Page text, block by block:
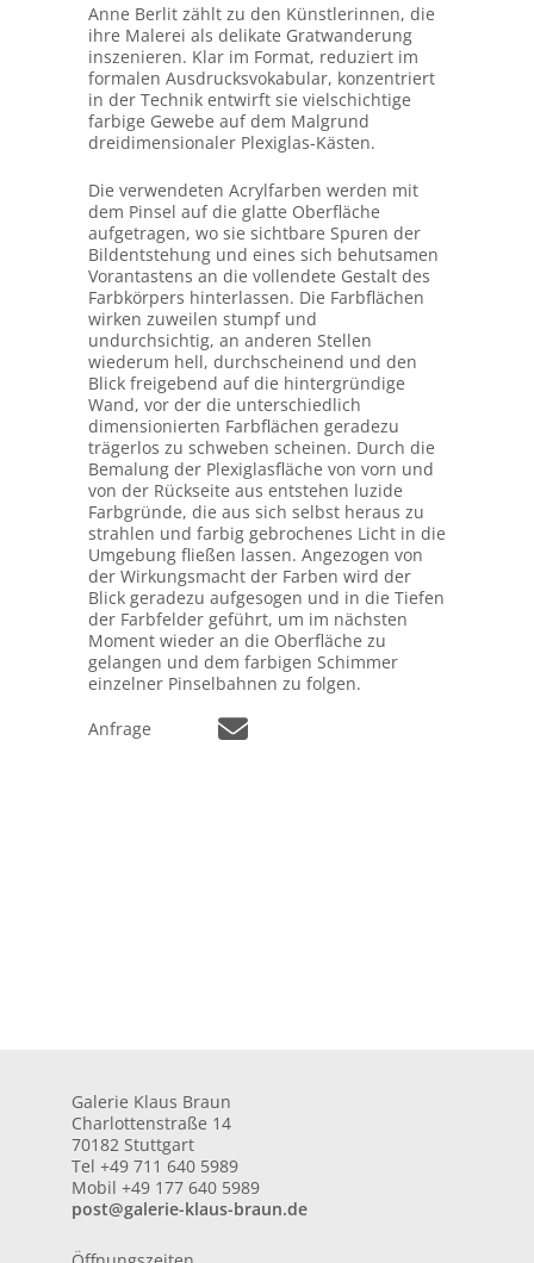
Anne Berlit zählt zu den Künstlerinnen, die
ihre Malerei als delikate Gratwanderung
inszenieren. Klar im Format, reduziert im
formalen Ausdrucksvokabular, konzentriert
in der Technik entwirft sie vielschichtige
farbige Gewebe auf dem Malgrund
dreidimensionaler Plexiglas-Kästen.
Die verwendeten Acrylfarben werden mit
dem Pinsel auf die glatte Oberfläche
aufgetragen, wo sie sichtbare Spuren der
Bildentstehung und eines sich behutsamen
Vorantastens an die vollendete Gestalt des
Farbkörpers hinterlassen. Die Farbflächen
wirken zuweilen stumpf und
undurchsichtig, an anderen Stellen
wiederum hell, durchscheinend und den
Blick freigebend auf die hintergründige
Wand, vor der die unterschiedlich
dimensionierten Farbflächen geradezu
trägerlos zu schweben scheinen. Durch die
Bemalung der Plexiglasfläche von vorn und
von der Rückseite aus entstehen luzide
Farbgründe, die aus sich selbst heraus zu
strahlen und farbig gebrochenes Licht in die
Umgebung fließen lassen. Angezogen von
der Wirkungsmacht der Farben wird der
Blick geradezu aufgesogen und in die Tiefen
der Farbfelder geführt, um im nächsten
Moment wieder an die Oberfläche zu
gelangen und dem farbigen Schimmer
einzelner Pinselbahnen zu folgen.
Anfrage
Galerie Klaus Braun
Charlottenstraße 14
70182 Stuttgart
Tel +49 711 640 5989
Mobil +49 177 640 5989
post@galerie-klaus-braun.de